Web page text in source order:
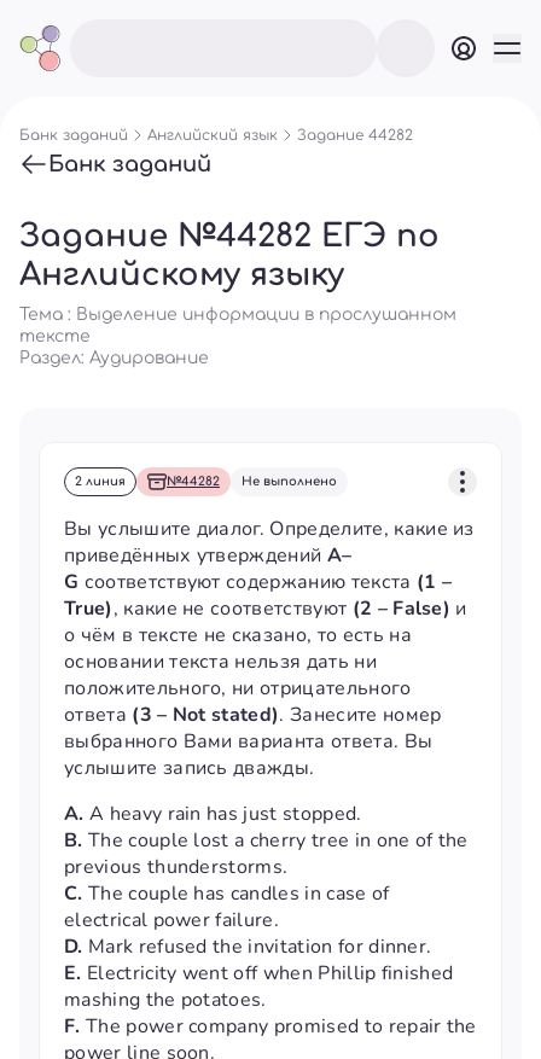
Банк заданий Английский язык Задание 44282
Банк заданий
Задание №44282 ЕГЭ по
Английскому языку
Тема : Выделение информации в прослушанном
тексте
Раздел: Аудирование
2 линия №44282 Не выполнено
Вы услышите диалог. Определите, какие из
приведённых утверждений А–
G соответствуют содержанию текста (1 –
True), какие не соответствуют (2 – False) и
о чём в тексте не сказано, то есть на
основании текста нельзя дать ни
положительного, ни отрицательного
ответа (3 – Not stated). Занесите номер
выбранного Вами варианта ответа. Вы
услышите запись дважды.
A. A heavy rain has just stopped.
B. The couple lost a cherry tree in one of the
previous thunderstorms.
C. The couple has candles in case of
electrical power failure.
D. Mark refused the invitation for dinner.
E. Electricity went off when Phillip finished
mashing the potatoes.
F. The power company promised to repair the
power line soon.